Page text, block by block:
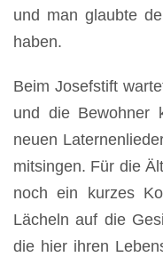
und man glaubte
haben.
Beim Josefstift
und die Bewohner
neuen
mitsingen. Für die
noch ein kurzes
Lächeln auf die
die hier ihren